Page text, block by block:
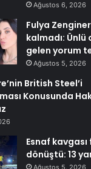
Ağustos 6, 2026
Fulya
kalmadı: Ünlü
gelen yorum
Ağustos 5, 2026
British Steel’i
Konusunda
Esnaf
dönüştü: 13
Ağustos 5, 2026